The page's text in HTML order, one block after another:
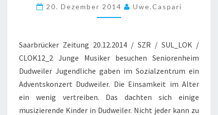
ZEITUNG
20.12.2014
20. Dezember 2014 Uwe.caspari
Saarbrücker Zeitung 20.12.2014 / SZR / SUL_LOK /
CLOK12_2 Junge Musiker besuchen Seniorenheim
Dudweiler Jugendliche gaben im Sozialzentrum ein
Adventskonzert Dudweiler. Die Einsamkeit im Alter
ein wenig vertreiben. Das dachten sich einige
musizierende Kinder in Dudweiler. Nicht jeder kann zu